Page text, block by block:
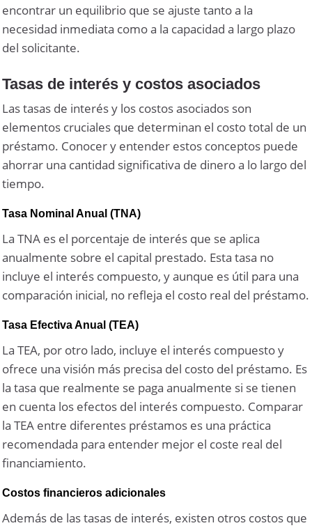
encontrar un equilibrio que se ajuste tanto a la
necesidad inmediata como a la capacidad a largo plazo
del solicitante.
Tasas de interés y costos asociados
Las tasas de interés y los costos asociados son
elementos cruciales que determinan el costo total de un
préstamo. Conocer y entender estos conceptos puede
ahorrar una cantidad significativa de dinero a lo largo del
tiempo.
Tasa Nominal Anual (TNA)
La TNA es el porcentaje de interés que se aplica
anualmente sobre el capital prestado. Esta tasa no
incluye el interés compuesto, y aunque es útil para una
comparación inicial, no refleja el costo real del préstamo.
Tasa Efectiva Anual (TEA)
La TEA, por otro lado, incluye el interés compuesto y
ofrece una visión más precisa del costo del préstamo. Es
la tasa que realmente se paga anualmente si se tienen
en cuenta los efectos del interés compuesto. Comparar
la TEA entre diferentes préstamos es una práctica
recomendada para entender mejor el coste real del
financiamiento.
Costos financieros adicionales
Además de las tasas de interés, existen otros costos que